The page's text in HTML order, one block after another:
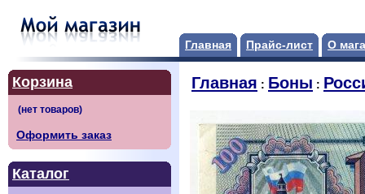
Главная Прайс-лист О
Корзина
Оформить заказ
Каталог
Главная : Боны :